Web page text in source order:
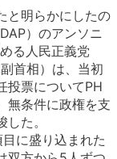
と明らかにしたの
）のアンソニ
る人民正義党
首相）は、当初
投票についてPH
無条件に政権を支
た。
に盛り込まれた